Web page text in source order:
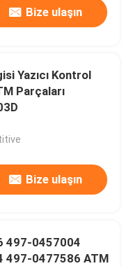
Bize ulaşın
Yazıcı Kontrol
Parçaları
Bize ulaşın
497-0457004
497-0477586 ATM